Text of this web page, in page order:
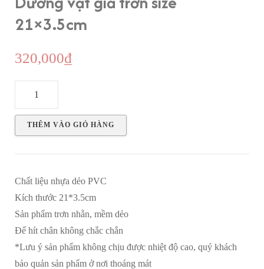
21×3.5cm
320,000₫
trơn
size
số
lượng
THÊM VÀO GIỎ HÀNG
Chất liệu nhựa dẻo PVC
Kích thước 21*3.5cm
Sản phẩm trơn nhẵn, mềm dẻo
Đế hít chân không chắc chắn
*Lưu ý sản phẩm không chịu được nhiệt độ cao, quý khách
bảo quản sản phẩm ở nơi thoáng mát